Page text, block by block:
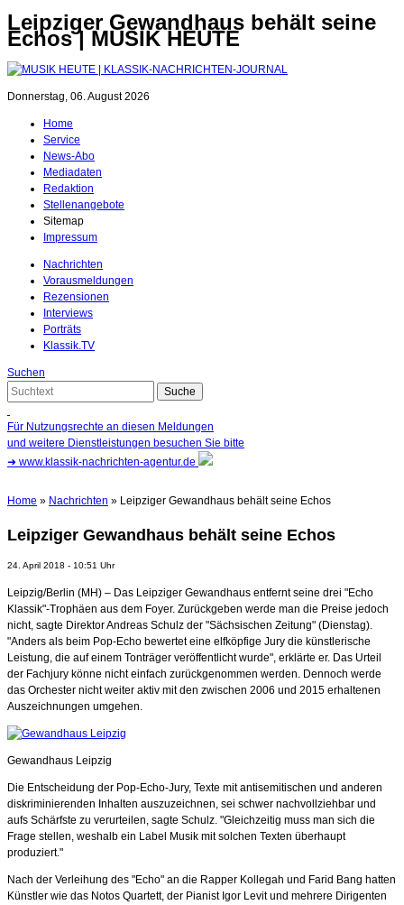
Leipziger Gewandhaus behält seine
Echos | MUSIK HEUTE
Donnerstag, 06. August 2026
Home
Service
News-Abo
Mediadaten
Redaktion
Stellenangebote
Sitemap
Impressum
Nachrichten
Vorausmeldungen
Rezensionen
Interviews
Porträts
Klassik.TV
Suchen
Für Nutzungsrechte an diesen Meldungen
und weitere Dienstleistungen besuchen Sie bitte
➜ www.klassik-nachrichten-agentur.de
Home » Nachrichten » Leipziger Gewandhaus behält seine Echos
Leipziger Gewandhaus behält seine Echos
24. April 2018 - 10:51 Uhr
Leipzig/Berlin (MH) – Das Leipziger Gewandhaus entfernt seine drei "Echo
Klassik"-Trophäen aus dem Foyer. Zurückgeben werde man die Preise jedoch
nicht, sagte Direktor Andreas Schulz der "Sächsischen Zeitung" (Dienstag).
"Anders als beim Pop-Echo bewertet eine elfköpfige Jury die künstlerische
Leistung, die auf einem Tonträger veröffentlicht wurde", erklärte er. Das Urteil
der Fachjury könne nicht einfach zurückgenommen werden. Dennoch werde
das Orchester nicht weiter aktiv mit den zwischen 2006 und 2015 erhaltenen
Auszeichnungen umgehen.
Gewandhaus Leipzig
Die Entscheidung der Pop-Echo-Jury, Texte mit antisemitischen und anderen
diskriminierenden Inhalten auszuzeichnen, sei schwer nachvollziehbar und
aufs Schärfste zu verurteilen, sagte Schulz. "Gleichzeitig muss man sich die
Frage stellen, weshalb ein Label Musik mit solchen Texten überhaupt
produziert."
Nach der Verleihung des "Echo" an die Rapper Kollegah und Farid Bang hatten
Künstler wie das Notos Quartett, der Pianist Igor Levit und mehrere Dirigenten